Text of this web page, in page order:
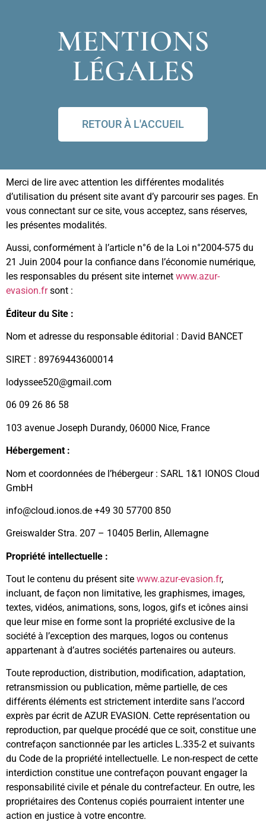
Azur Evasion
Just another WordPress site
Legal mentions
MENTIONS
LÉGALES
RETOUR À L'ACCUEIL
Merci de lire avec attention les différentes modalités
d’utilisation du présent site avant d’y parcourir ses pages. En
vous connectant sur ce site, vous acceptez, sans réserves,
les présentes modalités.
Aussi, conformément à l’article n°6 de la Loi n°2004-575 du
21 Juin 2004 pour la confiance dans l’économie numérique,
les responsables du présent site internet www.azur-
evasion.frsont :
Éditeur du Site :
Nom et adresse du responsable éditorial : David BANCET
SIRET : 89769443600014
lodyssee520@gmail.com
06 09 26 86 58
103 avenue Joseph Durandy, 06000 Nice, France
Hébergement :
Nom et coordonnées de l’hébergeur : SARL 1&1 IONOS Cloud
GmbH
info@cloud.ionos.de +49 30 57700 850
Greiswalder Stra. 207 – 10405 Berlin, Allemagne
Propriété intellectuelle :
Tout le contenu du présent site www.azur-evasion.fr,
incluant, de façon non limitative, les graphismes, images,
textes, vidéos, animations, sons, logos, gifs et icônes ainsi
que leur mise en forme sont la propriété exclusive de la
société à l’exception des marques, logos ou contenus
appartenant à d’autres sociétés partenaires ou auteurs.
Toute reproduction, distribution, modification, adaptation,
retransmission ou publication, même partielle, de ces
différents éléments est strictement interdite sans l’accord
exprès par écrit de AZUR EVASION. Cette représentation ou
reproduction, par quelque procédé que ce soit, constitue une
contrefaçon sanctionnée par les articles L.335-2 et suivants
du Code de la propriété intellectuelle. Le non-respect de cette
interdiction constitue une contrefaçon pouvant engager la
responsabilité civile et pénale du contrefacteur. En outre, les
propriétaires des Contenus copiés pourraient intenter une
action en justice à votre encontre.